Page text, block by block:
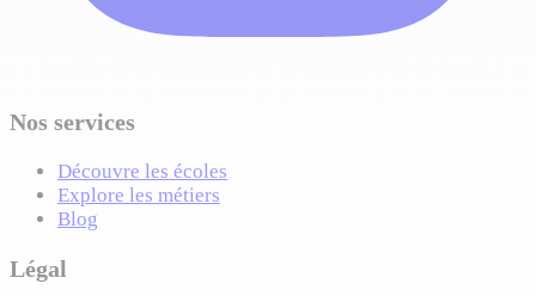
Nos services
Découvre les écoles
Explore les métiers
Blog
Légal